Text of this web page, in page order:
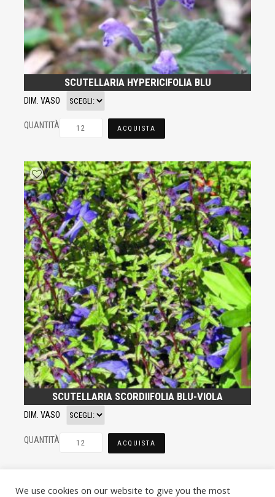
SCUTELLARIA HYPERICIFOLIA BLU
DIM. VASO
QUANTITÀ ACQUISTA
SCUTELLARIA SCORDIIFOLIA BLU-VIOLA
DIM. VASO
QUANTITÀ ACQUISTA
We use cookies on our website to give you the most